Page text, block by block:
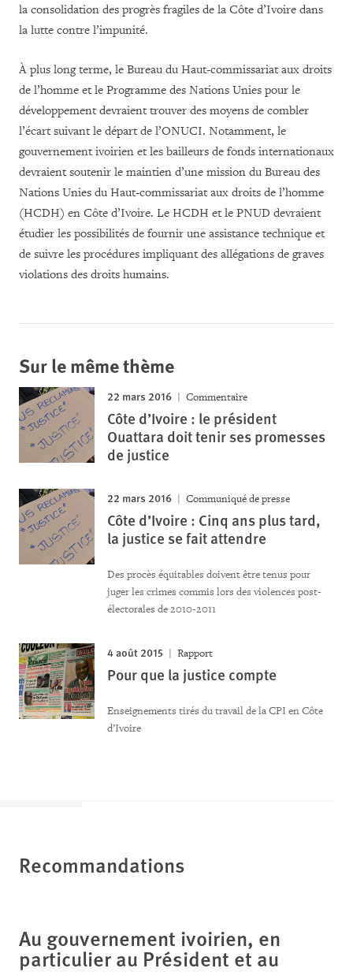
la consolidation des progrès fragiles de la Côte d’Ivoire dans
la lutte contre l’impunité.
À plus long terme, le Bureau du Haut-commissariat aux droits
de l’homme et le Programme des Nations Unies pour le
développement devraient trouver des moyens de combler
l’écart suivant le départ de l’ONUCI. Notamment, le
gouvernement ivoirien et les bailleurs de fonds internationaux
devraient soutenir le maintien d’une mission du Bureau des
Nations Unies du Haut-commissariat aux droits de l’homme
(HCDH) en Côte d’Ivoire. Le HCDH et le PNUD devraient
étudier les possibilités de fournir une assistance technique et
de suivre les procédures impliquant des allégations de graves
violations des droits humains.
Sur le même thème
22 mars 2016 Commentaire
Côte d’Ivoire : le président
Ouattara doit tenir ses promesses
de justice
22 mars 2016 Communiqué de presse
Côte d’Ivoire : Cinq ans plus tard,
la justice se fait attendre
Des procès équitables doivent être tenus pour
juger les crimes commis lors des violences post-
électorales de 2010-2011
4 août 2015 Rapport
Pour que la justice compte
Enseignements tirés du travail de la CPI en Côte
d’Ivoire
Recommandations
Au gouvernement ivoirien, en
particulier au Président et au